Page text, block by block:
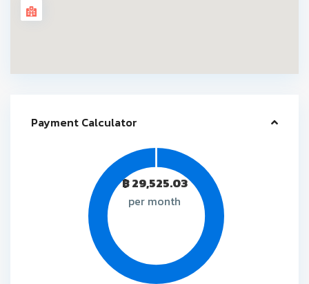
Payment Calculator
฿29,525.03
per month